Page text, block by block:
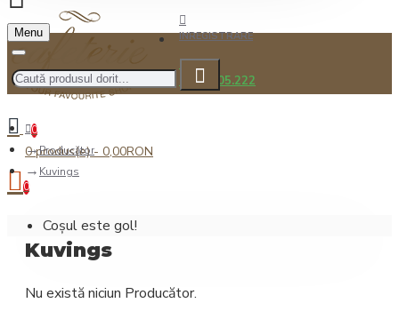
INREGISTRARE
0722.505.222
Menu
0
0 produs(e) - 0,00RON
0
Coșul este gol!
Producător
Kuvings
Kuvings
Nu există niciun Producător.